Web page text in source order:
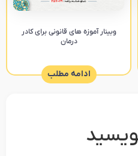
وبینار آموزه های قانونی برای کادر
درمان
ادامه مطلب